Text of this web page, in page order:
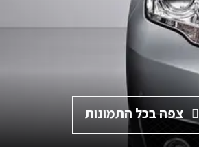
צפה בכל התמונות